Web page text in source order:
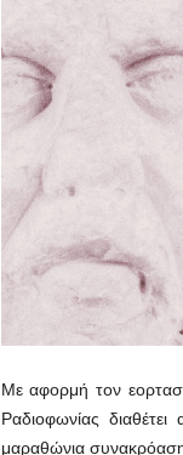
Με αφορμή τον
Ραδιοφωνίας
μαραθώνια